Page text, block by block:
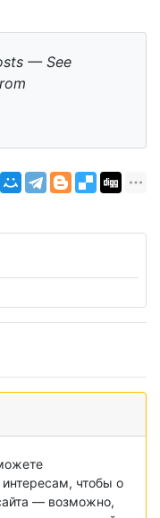
— See
чтобы о
— возможно,